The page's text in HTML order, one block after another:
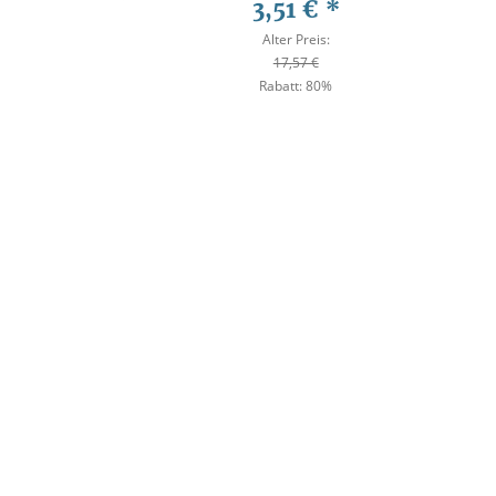
3,51 € *
Alter Preis:
17,57 €
Rabatt:80%